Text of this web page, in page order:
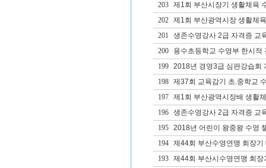
203
제1회 부산시장기 생활체육
202
제1회 부산광역시장 생활체
201
생존수영강사 2급 자격증 교
200
용수초등학교 수영부 한시적
199
2018년 경영3급 심판강습회
198
제37회 교육감기 초.중학교
197
제1회 부산광역시장배 생활
196
생존수영강사 2급 자격증 교
195
2018년 어린이 왕중왕 수영
194
제44회 부산수영연맹 회장기
193
제44회 부산시수영연맹 회